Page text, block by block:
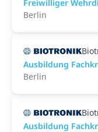
Freiwilliger
Berlin
Ausbildung
Berlin
Ausbildung